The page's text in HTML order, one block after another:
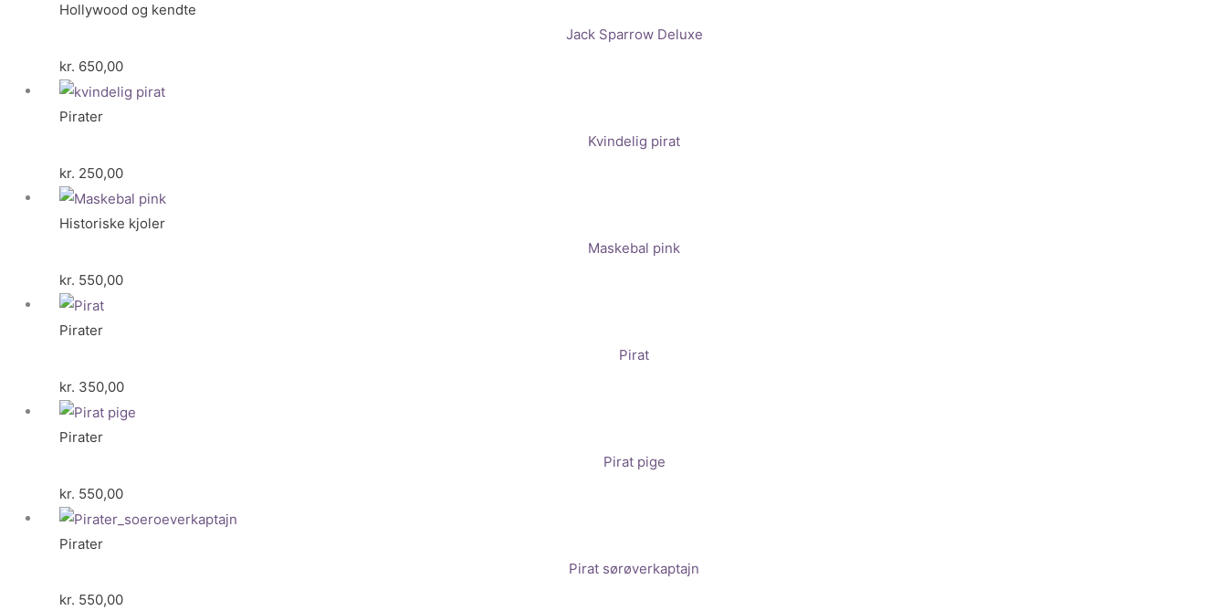
Hollywood og kendte
Jack Sparrow Deluxe
kr. 650,00
Pirater
Kvindelig pirat
kr. 250,00
Historiske kjoler
Maskebal pink
kr. 550,00
Pirater
Pirat
kr. 350,00
Pirater
Pirat pige
kr. 550,00
Pirater
Pirat sørøverkaptajn
kr. 550,00